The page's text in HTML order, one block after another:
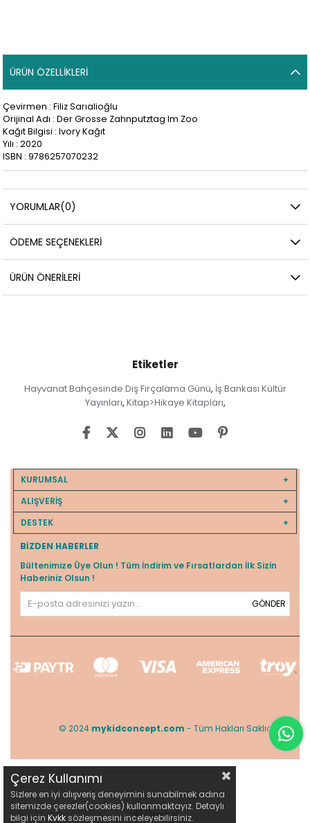
ÜRÜN ÖZELLIKLERI
Çevirmen : Filiz Sarıalioğlu
Orijinal Adı : Der Grosse Zahnputztag Im Zoo
Kağıt Bilgisi : Ivory Kağıt
Yılı : 2020
ISBN : 9786257070232
YORUMLAR(0)
ÖDEME SEÇENEKLERI
ÜRÜN ÖNERILERI
Etiketler
Hayvanat Bahçesinde Diş Fırçalama Günü, İş Bankası Kültür
Yayınları, Kitap>Hikaye Kitapları,
KURUMSAL
ALIŞVERİŞ
DESTEK
BIZDEN HABERLER
Bültenimize Üye Olun ! Tüm İndirim ve Fırsatlardan İlk Sizin
Haberiniz Olsun !
GÖNDER
© 2024 mykidconcept.com - Tüm Hakları Saklıdır.
Çerez Kullanımı
Sizlere en iyi alışveriş deneyimini sunabilmek adına
sitemizde çerezler(cookies) kullanmaktayız. Detaylı
bilgi için Kvkk sözleşmesini inceleyebilirsiniz.